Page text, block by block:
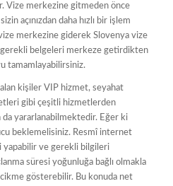
Vize merkezine gitmeden önce
açınızdan daha hızlı bir işlem
merkezine giderek Slovenya vize
belgeleri merkeze getirdikten
tamamlayabilirsiniz.
kişiler VIP hizmet, seyahat
gibi çeşitli hizmetlerden
da yararlanabilmektedir. Eğer ki
beklemelisiniz. Resmî internet
yapabilir ve gerekli bilgileri
süresi yoğunluğa bağlı olmakla
gösterebilir. Bu konuda net